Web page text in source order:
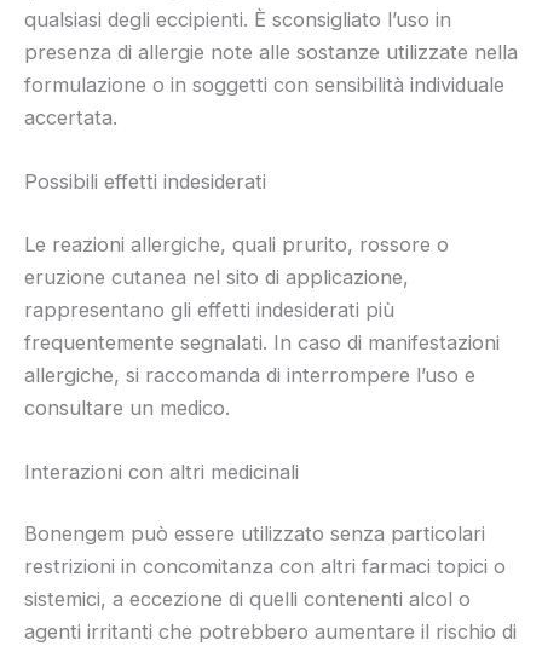
qualsiasi degli eccipienti. È sconsigliato l’uso in
presenza di allergie note alle sostanze utilizzate nella
formulazione o in soggetti con sensibilità individuale
accertata.
Possibili effetti indesiderati
Le reazioni allergiche, quali prurito, rossore o
eruzione cutanea nel sito di applicazione,
rappresentano gli effetti indesiderati più
frequentemente segnalati. In caso di manifestazioni
allergiche, si raccomanda di interrompere l’uso e
consultare un medico.
Interazioni con altri medicinali
Bonengem può essere utilizzato senza particolari
restrizioni in concomitanza con altri farmaci topici o
sistemici, a eccezione di quelli contenenti alcol o
agenti irritanti che potrebbero aumentare il rischio di